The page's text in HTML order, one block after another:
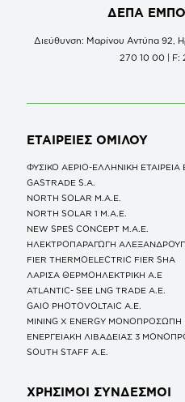
ΔΕΠΑ
Διεύθυνση: Μαρίνου Αντύπα 92,
270 10 00 | F:
ΕΤΑΙΡΕΙΕΣ ΟΜΙΛΟΥ
ΦΥΣΙΚΟ ΑΕΡΙΟ-ΕΛΛΗΝΙΚΗ ΕΤΑΙΡΕΙΑ
GASTRADE S.A.
NORTH SOLAR M.Α.Ε.
NORTH SOLAR 1 M.Α.Ε.
NEW SPES CONCEPT Μ.Α.Ε.
ΗΛΕΚΤΡΟΠΑΡΑΓΩΓΗ
FIER THERMOELECTRIC FIER SHA
ΛΑΡΙΣΑ ΘΕΡΜΟΗΛΕΚΤΡΙΚΗ A.E
ATLANTIC- SEE LNG TRADE A.E.
GAIO PHOTOVOLTAIC Α.Ε.
MINING X ENERGY ΜΟΝΟΠΡΟΣΩΠΗ
ΕΝΕΡΓΕΙΑΚΗ ΛΙΒΑΔΕΙΑΣ 3
SOUTH STAFF Α.Ε.
ΧΡΗΣΙΜΟΙ ΣΥΝΔΕΣΜΟΙ